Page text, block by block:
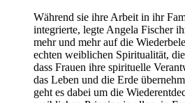
Während sie ihre Arbeit in ihr
integrierte, legte Angela Fischer
mehr und mehr auf die
echten weiblichen Spiritualität,
dass Frauen ihre spirituelle
das Leben und die Erde
geht es dabei um die